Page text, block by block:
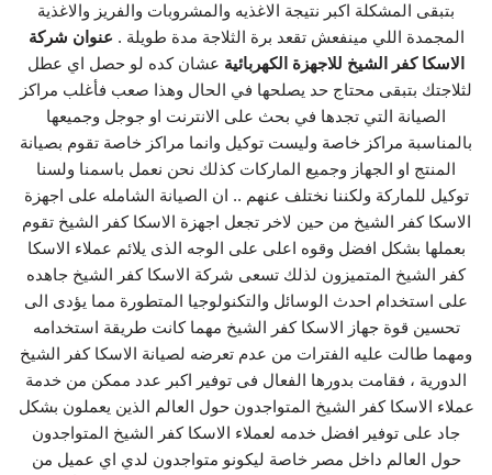
بتبقى المشكلة اكبر نتيجة الاغذيه والمشروبات والفريز والاغذية
المجمدة اللي مينفعش تقعد برة الثلاجة مدة طويلة . عنوان شركة
الاسكا كفر الشيخ للاجهزة الكهربائية عشان كده لو حصل اي عطل
لثلاجتك بتبقى محتاج حد يصلحها في الحال وهذا صعب فأغلب مراكز
الصيانة التي تجدها في بحث على الانترنت او جوجل وجميعها
بالمناسبة مراكز خاصة وليست توكيل وانما مراكز خاصة تقوم بصيانة
المنتج او الجهاز وجميع الماركات كذلك نحن نعمل باسمنا ولسنا
توكيل للماركة ولكننا نختلف عنهم .. ان الصيانة الشامله على اجهزة
الاسكا كفر الشيخ من حين لاخر تجعل اجهزة الاسكا كفر الشيخ تقوم
بعملها بشكل افضل وقوه اعلى على الوجه الذى يلائم عملاء الاسكا
كفر الشيخ المتميزون لذلك تسعى شركة الاسكا كفر الشيخ جاهده
على استخدام احدث الوسائل والتكنولوجيا المتطورة مما يؤدى الى
تحسين قوة جهاز الاسكا كفر الشيخ مهما كانت طريقة استخدامه
ومهما طالت عليه الفترات من عدم تعرضه لصيانة الاسكا كفر الشيخ
الدورية ، فقامت بدورها الفعال فى توفير اكبر عدد ممكن من خدمة
عملاء الاسكا كفر الشيخ المتواجدون حول العالم الذين يعملون بشكل
جاد على توفير افضل خدمه لعملاء الاسكا كفر الشيخ المتواجدون
حول العالم داخل مصر خاصة ليكونو متواجدون لدي اي عميل من